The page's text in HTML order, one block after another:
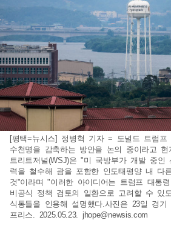
[평택=뉴시스] 정병혁 기자 = 도널드 트럼프
수천명을 감축하는 방안을 논의 중이라고
트리트저널(WSJ)은 "미 국방부가 개발 중인
력을 철수해 괌을 포함한 인도태평양 내 다
것"이라며 "이러한 아이디어는 트럼프 대통
비공식 정책 검토의 일환으로 고려할 수 있
식통들을 인용해 설명했다.사진은 23일 경
프리스. 2025.05.23. jhope@newsis.com